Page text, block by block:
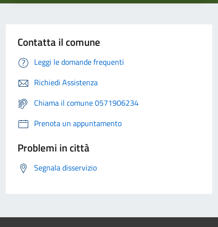
Contatta il comune
Leggi le domande frequenti
Richiedi Assistenza
Chiama il comune 0571906234
Prenota un appuntamento
Problemi in città
Segnala disservizio